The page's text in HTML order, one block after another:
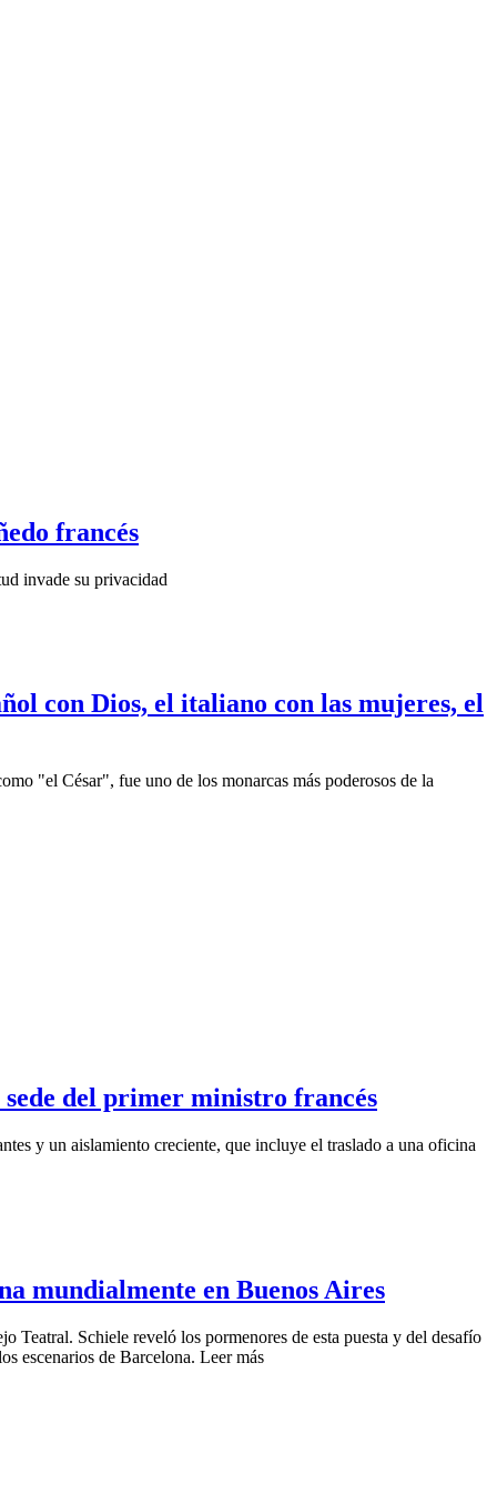
francés
invade su privacidad
con Dios, el italiano con las mujeres, el
"el César", fue uno de los monarcas más poderosos de la
sede del primer ministro francés
y un aislamiento creciente, que incluye el traslado a una oficina
mundialmente en Buenos Aires
Schiele reveló los pormenores de esta puesta y del desafío
escenarios de Barcelona. Leer más